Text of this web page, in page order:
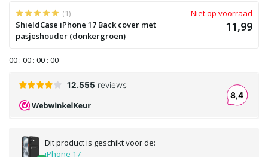
(1)
ShieldCase iPhone 17 Back cover met
pasjeshouder (donkergroen)
Niet op voorraad
11,99
00 : 00 : 00 : 00
Dit product is geschikt voor de:
iPhone 17